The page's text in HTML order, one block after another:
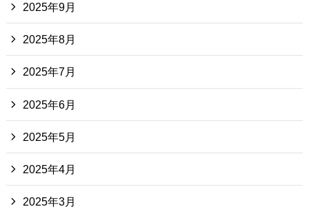
2025年9月
2025年8月
2025年7月
2025年6月
2025年5月
2025年4月
2025年3月